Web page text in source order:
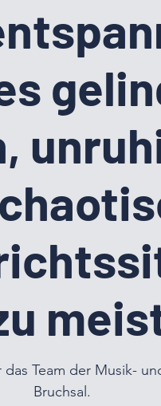
Team der Musik-